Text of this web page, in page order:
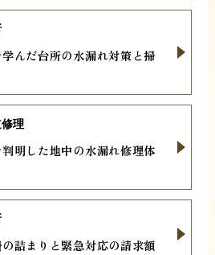
んだ台所の水漏れ対策と掃
明した地中の水漏れ修理体
理
詰まりと緊急対応の請求額